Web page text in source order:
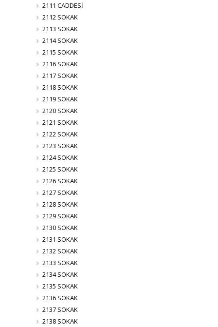
2111 CADDESİ
2112 SOKAK
2113 SOKAK
2114 SOKAK
2115 SOKAK
2116 SOKAK
2117 SOKAK
2118 SOKAK
2119 SOKAK
2120 SOKAK
2121 SOKAK
2122 SOKAK
2123 SOKAK
2124 SOKAK
2125 SOKAK
2126 SOKAK
2127 SOKAK
2128 SOKAK
2129 SOKAK
2130 SOKAK
2131 SOKAK
2132 SOKAK
2133 SOKAK
2134 SOKAK
2135 SOKAK
2136 SOKAK
2137 SOKAK
2138 SOKAK